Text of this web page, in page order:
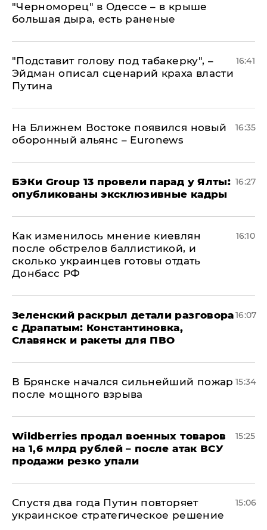
"Черноморец" в Одессе – в крыше
большая дыра, есть раненые
​"Подставит голову под табакерку", –
Эйдман описал сценарий краха власти
Путина
16:41
На Ближнем Востоке появился новый
оборонный альянс – Euronews
16:35
​БЭКи Group 13 провели парад у Ялты:
опубликованы эксклюзивные кадры
16:27
Как изменилось мнение киевлян
после обстрелов баллистикой, и
сколько украинцев готовы отдать
Донбасс РФ
16:10
​Зеленский раскрыл детали разговора
с Драпатым: Константиновка,
Славянск и ракеты для ПВО
16:07
В Брянске начался сильнейший пожар
после мощного взрыва
15:34
​Wildberries продал военных товаров
на 1,6 млрд рублей – после атак ВСУ
продажи резко упали
15:25
Спустя два года Путин повторяет
украинское стратегическое решение
15:06